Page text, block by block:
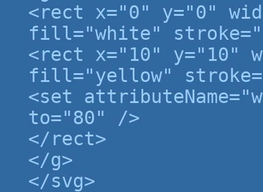
<rect x="0" y="0"
fill="white"
<rect x="10" y="10"
fill="yellow"
<set
to="80" />
</rect>
</g>
</svg>